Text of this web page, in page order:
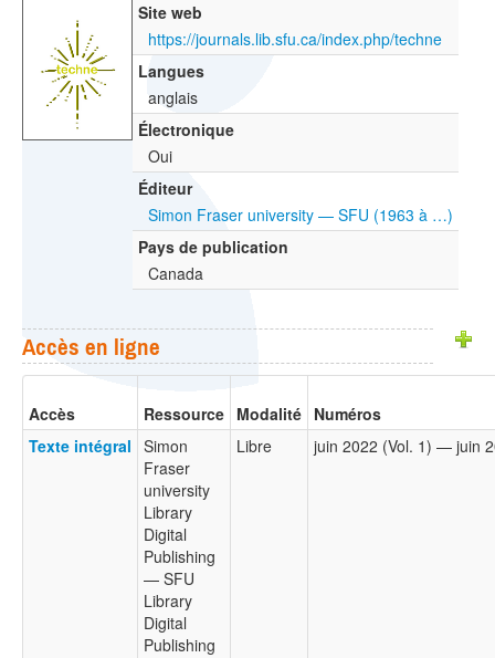
Site web
https://journals.lib.sfu.ca/index.php/techne
Langues
anglais
Électronique
Oui
Éditeur
Simon Fraser university — SFU (1963 à …)
Pays de publication
Canada
Accès en ligne
Accès Ressource Modalité Numéros
Texte intégral Simon
Fraser
university
Library
Digital
Publishing
— SFU
Library
Digital
Publishing
Libre juin 2022 (Vol. 1) — juin